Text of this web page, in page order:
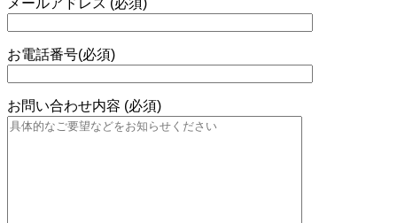
メールアドレス (必須)
お電話番号(必須)
お問い合わせ内容 (必須)